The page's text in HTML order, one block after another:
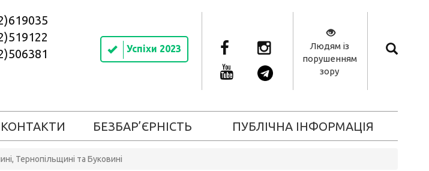
Успіхи 2023
Людям із
порушенням
зору
КОНТАКТИ БЕЗБАР’ЄРНІСТЬ ПУБЛІЧНА ІНФОРМАЦІЯ
Тернопільщині та Буковині